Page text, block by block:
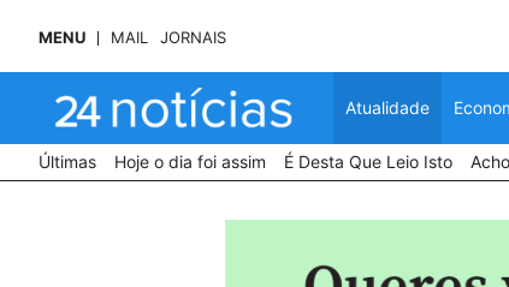
MENU MAIL JORNAIS
Atualidade
Últimas Hoje o dia foi assim É Desta Que Leio Isto